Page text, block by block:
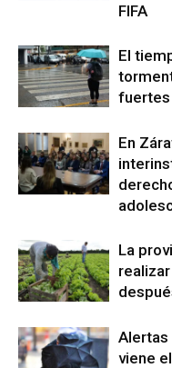
FIFA
El
fuertes
En
La
Alertas
viene